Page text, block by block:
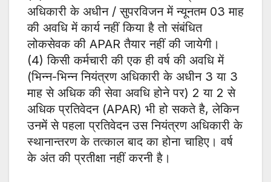
अधिकारी के अधीन / सुपरविजन में न्यूनतम 03 माह
की अवधि में कार्य नहीं किया है तो संबंधित
लोकसेवक की APAR तैयार नहीं की जायेगी।
(4) किसी कर्मचारी की एक ही वर्ष की अवधि में
(भिन्न-भिन्न नियंत्रण अधिकारी के अधीन 3 या 3
माह से अधिक की सेवा अवधि होने पर) 2 या 2 से
अधिक प्रतिवेदन (APAR) भी हो सकते है, लेकिन
उनमें से पहला प्रतिवेदन उस नियंत्रण अधिकारी के
स्थानान्तरण के तत्काल बाद का होना चाहिए। वर्ष
के अंत की प्रतीक्षा नहीं करनी है।